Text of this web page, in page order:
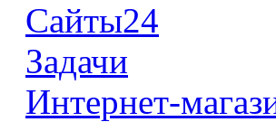
Сайты24
Задачи
Интернет-